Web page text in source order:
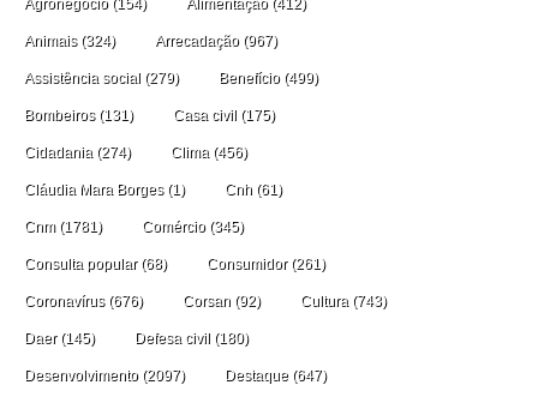
Agronegócio(154) Alimentação(412)
Animais(324) Arrecadação(967)
Assistência social (279) Benefício(499)
Bombeiros(131) Casa civil (175)
Cidadania (274) Clima (456)
Cláudia Mara Borges(1) Cnh (61)
Cnm(1781) Comércio(345)
Consulta popular(68) Consumidor(261)
Coronavírus(676) Corsan (92) Cultura (743)
Daer(145) Defesa civil (180)
Desenvolvimento(2097) Destaque (647)